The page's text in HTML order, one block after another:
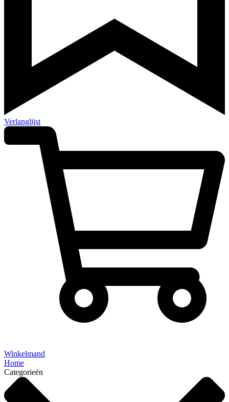
Verlanglijst
Winkelmand
Home
Categorieën